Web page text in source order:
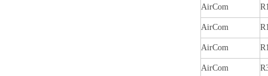
AirCom
AirCom
AirCom
AirCom